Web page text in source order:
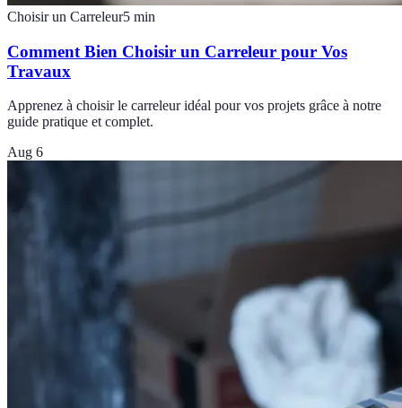
Choisir un Carreleur5 min
Comment Bien Choisir un Carreleur pour Vos
Travaux
Apprenez à choisir le carreleur idéal pour vos projets grâce à notre
guide pratique et complet.
Aug 6